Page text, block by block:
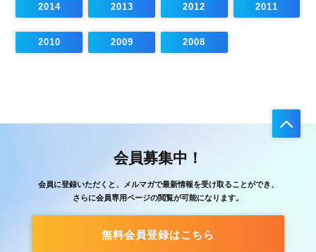
2014 2013 2012 2011
2010 2009 2008
会員募集中！
会員に登録いただくと、メルマガで最新情報を受け取ることができ、
さらに会員専用ページの閲覧が可能になります。
無料会員登録はこちら